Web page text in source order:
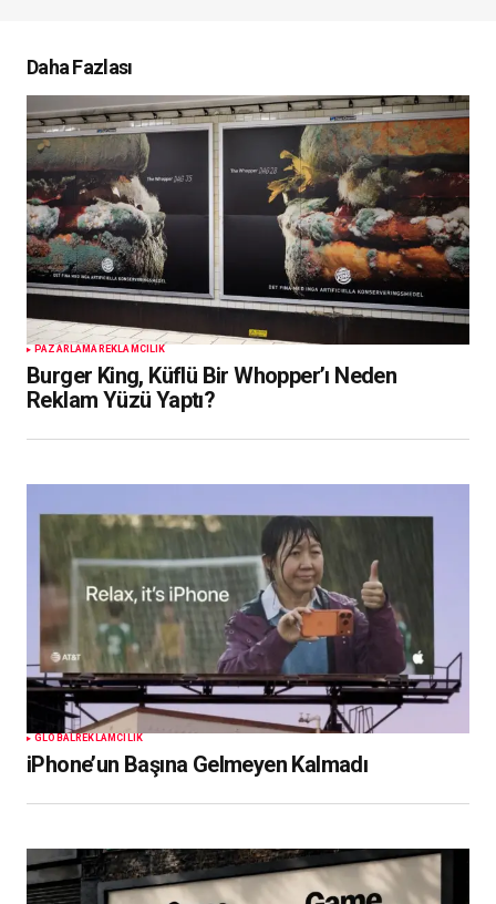
Daha Fazlası
PAZARLAMA REKLAMCILIK
Burger King, Küflü Bir Whopper’ı Neden
Reklam Yüzü Yaptı?
GLOBAL REKLAMCILIK
iPhone’un Başına Gelmeyen Kalmadı